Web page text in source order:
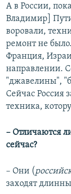
А в России,
Владимир]
воровали,
ремонт не
Франция,
направлении.
"джавелины",
Сейчас Россия
техника,
– Отличаются
сейчас?
– Они (
заходят